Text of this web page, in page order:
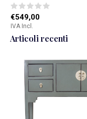
€549,00
IVA Incl.
Articoli recenti